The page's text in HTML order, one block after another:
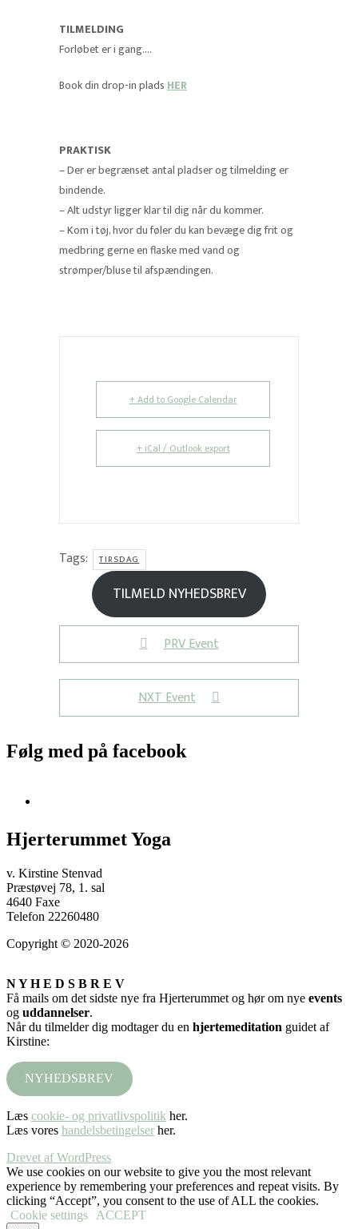
TILMELDING
Forløbet er i gang….
Book din drop-in pladsHER
PRAKTISK
– Der er begrænset antal pladser og tilmelding er
bindende.
– Alt udstyr ligger klar til dig når du kommer.
– Kom i tøj, hvor du føler du kan bevæge dig frit og
medbring gerne en flaske med vand og
strømper/bluse til afspændingen.
+ Add to Google Calendar
+ iCal / Outlook export
Tags: TIRSDAG
TILMELD NYHEDSBREV
PRV Event
NXT Event
Følg med på facebook
Hjerterummet Yoga
v. Kirstine Stenvad
Præstøvej 78, 1. sal
4640 Faxe
Telefon 22260480
Copyright © 2020-2026
N Y H E D S B R E V
Få mails om det sidste nye fra Hjerterummet og hør om nye events
og uddannelser.
Når du tilmelder dig modtager du en hjertemeditation guidet af
Kirstine:
NYHEDSBREV
Læs cookie- og privatlivspolitik her.
Læs vores handelsbetingelser her.
Drevet af WordPress
We use cookies on our website to give you the most relevant
experience by remembering your preferences and repeat visits. By
clicking “Accept”, you consent to the use of ALL the cookies.
Cookie settings
ACCEPT